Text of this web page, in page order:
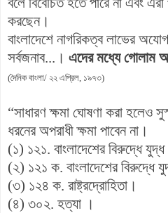
করছেন।
বাংলাদেশে নাগরিকত্ব লাভের
সর্বজনাব...। এদের মধ্যে গোলাম
(দৈনিক বাংলা/ ২২ এপ্রিল, ১৯৭৩)
“সাধারণ ক্ষমা ঘোষণা করা হলেও
ধরনের অপরাধী ক্ষমা পাবেন না।
(১) ১২১. বাংলাদেশের বিরুদ্ধে যুদ্ধ
(২) ১২১ ক. বাংলাদেশের বিরুদ্ধে
(৩) ১২৪ ক. রাষ্ট্রদ্রোহিতা।
(৪) ৩০২. হত্যা ।